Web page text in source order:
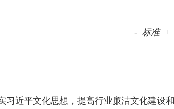
- 标准 +
习近平文化思想，提高行业廉洁文化建设和